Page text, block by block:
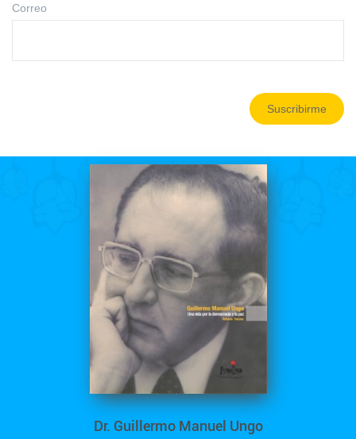
Correo
Suscribirme
Dr. Guillermo Manuel Ungo